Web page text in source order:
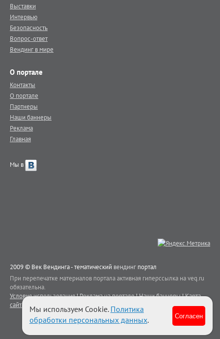
Выставки
Интервью
Безопасность
Вопрос-ответ
Вендинг в мире
О портале
Контакты
О портале
Партнеры
Наши баннеры
Реклама
Главная
Мы в
2009 © Век Вендинга - тематический вендинг портал
При перепечатке материалов портала активная гиперссылка на veq.ru
обязательна.
Условия использования|Реклама на портале|Наши баннеры|Карта
сайта
Контакты
Мы используем Cookie. Политика
обработки персональных данных. Согласен